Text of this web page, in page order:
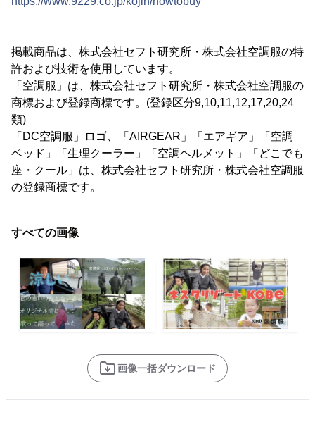
掲載商品は、株式会社セフト研究所・株式会社空調服の特
許および技術を使用しています。
「空調服」は、株式会社セフト研究所・株式会社空調服の
商標および登録商標です。(登録区分9,10,11,12,17,20,24
類)
「DC空調服」ロゴ、「AIRGEAR」「エアギア」「空調
ベッド」「生理クーラー」「空調ヘルメット」「どこでも
座・クール」は、株式会社セフト研究所・株式会社空調服
の登録商標です。
すべての画像
画像一括ダウンロード